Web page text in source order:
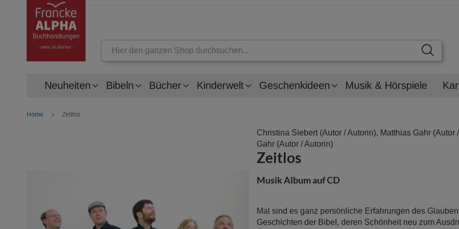
Neuheiten Bibeln Bücher Kinderwelt Geschenkideen Musik & Hörspiele
Home Zeitlos
Christina Siebert (Autor / Autorin), Matthias Gahr (Autor
Gahr (Autor / Autorin)
Zeitlos
Musik Album auf CD
Mal sind es ganz persönliche Erfahrungen des
Geschichten der Bibel, deren Schönheit neu zum